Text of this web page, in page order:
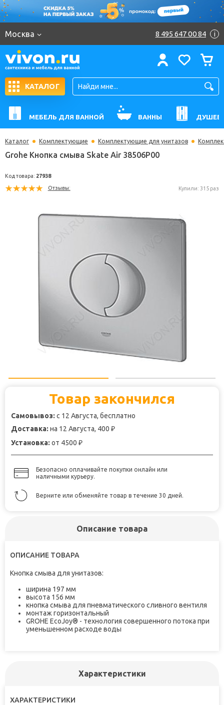
Москва 8 495 647 00 84 i
КАТАЛОГ
МЕБЕЛЬ ДЛЯ ВАННОЙ ВАННЫ
Каталог Комплектующие Комплектующие для унитазов
Товар закончился
Самовывоз: с 12 Августа, бесплатно
Доставка: на 12 Августа, 400 ₽
Установка: от 4500 ₽
Безопасно оплачивайте покупки онлайн или
наличными курьеру.
Верните или обменяйте товар в течение 30 дней.
Grohe Кнопка смыва Skate Air 38506P00
Описание товара
ОПИСАНИЕ ТОВАРА
Кнопка смыва для унитазов:
ширина 197 мм
высота 156 мм
кнопка смыва для пневматического сливного вентиля
монтаж горизонтальный
GROHE EcoJoy® - технология совершенного потока при
уменьшенном расходе воды
Характеристики
ХАРАКТЕРИСТИКИ